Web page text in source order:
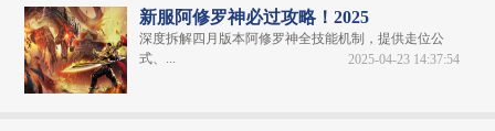
新服阿修罗神必过攻略！2025
深度拆解四月版本阿修罗神全技能机制，提供走位公
式、...
2025-04-23 14:37:54